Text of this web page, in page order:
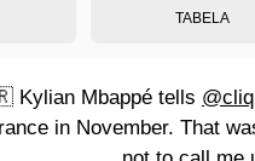
TABELA
Kylian Mbappé tells
in November. That